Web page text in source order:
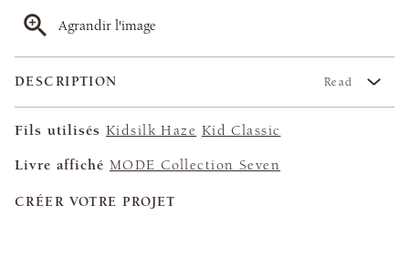
Agrandir l'image
DESCRIPTION Read
Fils utilisés Kidsilk Haze Kid Classic
Livre affiché MODE Collection Seven
CRÉER VOTRE PROJET